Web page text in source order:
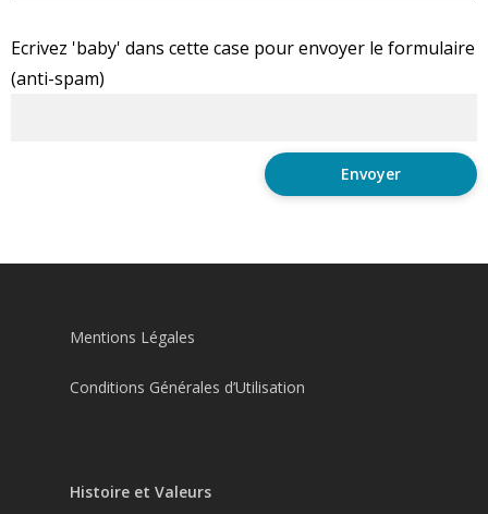
Ecrivez 'baby' dans cette case pour envoyer le formulaire
(anti-spam)
Mentions Légales
Conditions Générales d’Utilisation
Histoire et Valeurs